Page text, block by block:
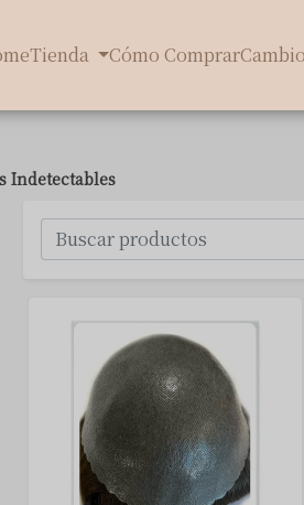
Tienda Cómo Comprar
Indetectables